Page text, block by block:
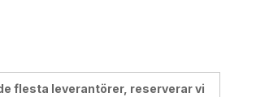
flesta leverantörer, reserverar vi